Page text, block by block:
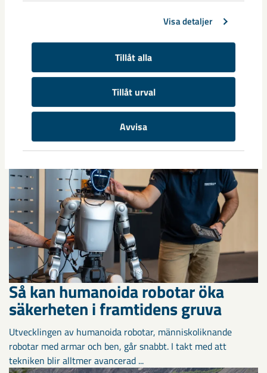
Visa detaljer
Tillåt alla
Tillåt urval
Avvisa
Relaterat innehåll
Så kan humanoida robotar öka
säkerheten i framtidens gruva
Utvecklingen av humanoida robotar, människoliknande
robotar med armar och ben, går snabbt. I takt med att
tekniken blir alltmer avancerad ...